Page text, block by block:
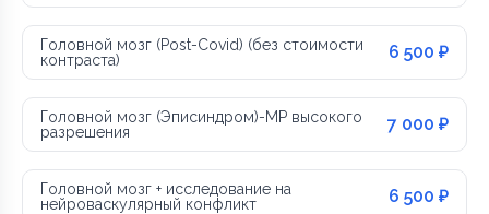
Головной мозг (Post-Covid) (без стоимости
контраста)
6 500 ₽
Головной мозг (Эписиндром)-МР высокого
разрешения
7 000 ₽
Головной мозг + исследование на
нейроваскулярный конфликт
6 500 ₽